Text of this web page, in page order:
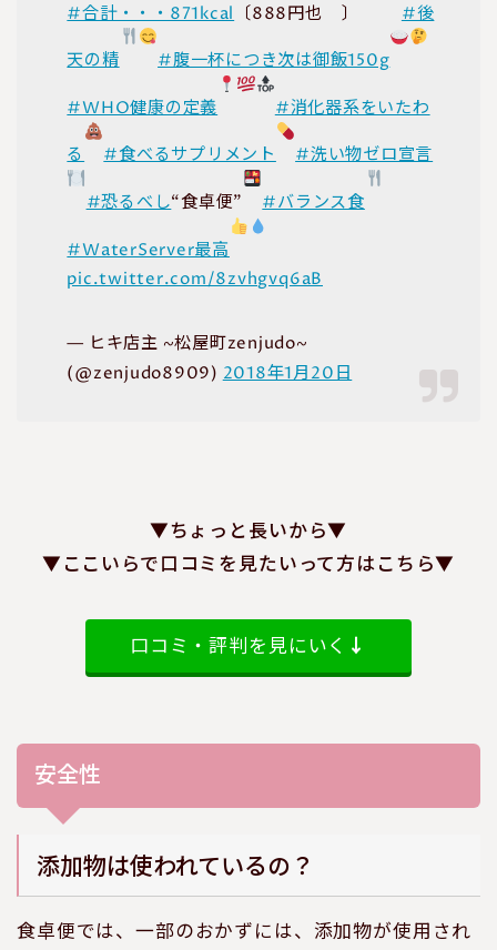
#合計・・・871kcal 〔888円也 〕 #後
天の精 #腹一杯につき次は御飯150g
#WHO健康の定義 #消化器系をいたわ
る #食べるサプリメント #洗い物ゼロ宣言
#恐るべし“食卓便” #バランス食
#WaterServer最高
pic.twitter.com/8zvhgvq6aB
— ヒキ店主 ~松屋町zenjudo~
(@zenjudo8909) 2018年1月20日
▼ちょっと長いから▼
▼ここいらで口コミを見たいって方はこちら▼
口コミ・評判を見にいく ↓
安全性
添加物は使われているの？
食卓便では、一部のおかずには、添加物が使用され